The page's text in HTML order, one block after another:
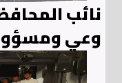
نائب
وعي